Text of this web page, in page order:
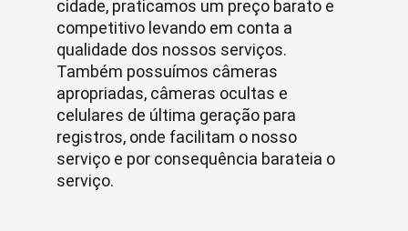
cidade, praticamos um preço barato e
competitivo levando em conta a
qualidade dos nossos serviços.
Também possuímos câmeras
apropriadas, câmeras ocultas e
celulares de última geração para
registros, onde facilitam o nosso
serviço e por consequência barateia o
serviço.